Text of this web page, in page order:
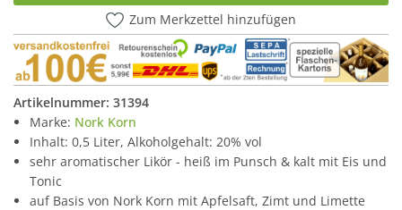
Zum Merkzettel hinzufügen
Artikelnummer: 31394
Marke: Nork Korn
Inhalt: 0,5 Liter, Alkoholgehalt: 20% vol
sehr aromatischer Likör - heiß im Punsch & kalt mit Eis und
Tonic
auf Basis von Nork Korn mit Apfelsaft, Zimt und Limette